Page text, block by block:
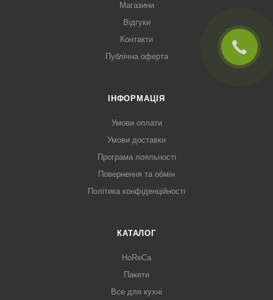
Магазини
Відгуки
Контакти
Публічна оферта
ІНФОРМАЦІЯ
Умови оплати
Умови доставки
Програма лояльності
Повернення та обмін
Політика конфіденційності
КАТАЛОГ
HoReCa
Пакети
Все для кухні